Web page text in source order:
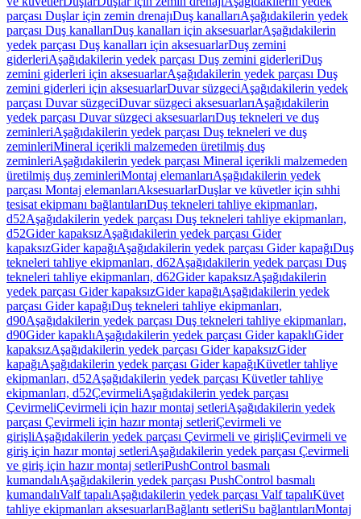
parçası Duşlar için zemin drenajıDuş kanallarıAşağıdakilerin yedek
parçası Duş kanallarıDuş kanalları için aksesuarlarAşağıdakilerin
yedek parçası Duş kanalları için aksesuarlarDuş zemini
giderleriAşağıdakilerin yedek parçası Duş zemini giderleriDuş
zemini giderleri için aksesuarlarAşağıdakilerin yedek parçası Duş
zemini giderleri için aksesuarlarDuvar süzgeciAşağıdakilerin yedek
parçası Duvar süzgeciDuvar süzgeci aksesuarlarıAşağıdakilerin
yedek parçası Duvar süzgeci aksesuarlarıDuş tekneleri ve duş
zeminleriAşağıdakilerin yedek parçası Duş tekneleri ve duş
zeminleriMineral içerikli malzemeden üretilmiş duş
zeminleriAşağıdakilerin yedek parçası Mineral içerikli malzemeden
üretilmiş duş zeminleriMontaj elemanlarıAşağıdakilerin yedek
parçası Montaj elemanlarıAksesuarlarDuşlar ve küvetler için sıhhi
tesisat ekipmanı bağlantılarıDuş tekneleri tahliye ekipmanları,
d52Aşağıdakilerin yedek parçası Duş tekneleri tahliye ekipmanları,
d52Gider kapaksızAşağıdakilerin yedek parçası Gider
kapaksızGider kapağıAşağıdakilerin yedek parçası Gider kapağıDuş
tekneleri tahliye ekipmanları, d62Aşağıdakilerin yedek parçası Duş
tekneleri tahliye ekipmanları, d62Gider kapaksızAşağıdakilerin
yedek parçası Gider kapaksızGider kapağıAşağıdakilerin yedek
parçası Gider kapağıDuş tekneleri tahliye ekipmanları,
d90Aşağıdakilerin yedek parçası Duş tekneleri tahliye ekipmanları,
d90Gider kapaklıAşağıdakilerin yedek parçası Gider kapaklıGider
kapaksızAşağıdakilerin yedek parçası Gider kapaksızGider
kapağıAşağıdakilerin yedek parçası Gider kapağıKüvetler tahliye
ekipmanları, d52Aşağıdakilerin yedek parçası Küvetler tahliye
ekipmanları, d52ÇevirmeliAşağıdakilerin yedek parçası
ÇevirmeliÇevirmeli için hazır montaj setleriAşağıdakilerin yedek
parçası Çevirmeli için hazır montaj setleriÇevirmeli ve
girişliAşağıdakilerin yedek parçası Çevirmeli ve girişliÇevirmeli ve
giriş için hazır montaj setleriAşağıdakilerin yedek parçası Çevirmeli
ve giriş için hazır montaj setleriPushControl basmalı
kumandalıAşağıdakilerin yedek parçası PushControl basmalı
kumandalıValf tapalıAşağıdakilerin yedek parçası Valf tapalıKüvet
tahliye ekipmanları aksesuarlarıBağlantı setleriSu bağlantılarıMontaj